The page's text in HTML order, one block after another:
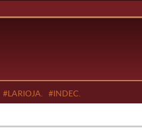
#LARIOJA. #INDEC.